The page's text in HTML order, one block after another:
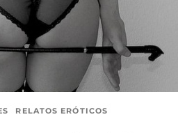
RELATOS ERÓTICOS